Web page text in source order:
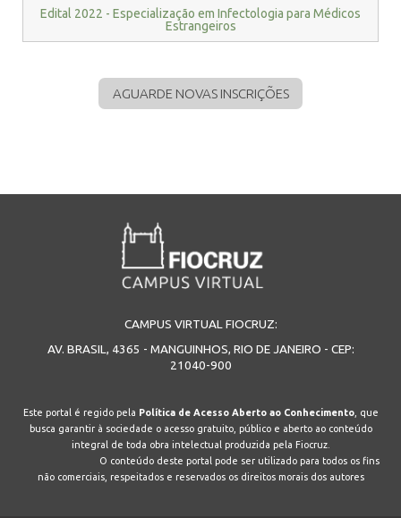
Edital 2022 - Especialização em Infectologia para Médicos
Estrangeiros
AGUARDE NOVAS INSCRIÇÕES
CAMPUS VIRTUAL FIOCRUZ:
AV. BRASIL, 4365 - MANGUINHOS, RIO DE JANEIRO - CEP:
21040-900
Este portal é regido pela Política de Acesso Aberto ao Conhecimento, que
busca garantir à sociedade o acesso gratuito, público e aberto ao conteúdo
integral de toda obra intelectual produzida pela Fiocruz.
O conteúdo deste portal pode ser utilizado para todos os fins
não comerciais, respeitados e reservados os direitos morais dos autores